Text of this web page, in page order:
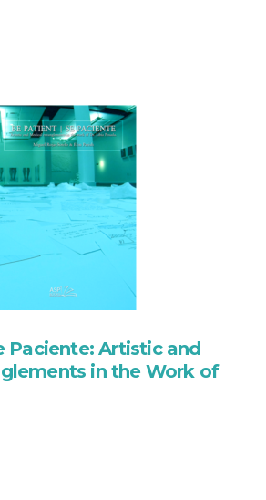
Paciente: Artistic and
in the Work of